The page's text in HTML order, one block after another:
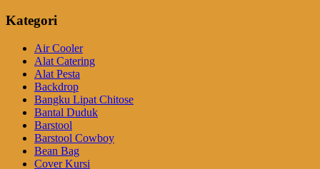
Kategori
Air Cooler
Alat Catering
Alat Pesta
Backdrop
Bangku Lipat Chitose
Bantal Duduk
Barstool
Barstool Cowboy
Bean Bag
Cover Kursi